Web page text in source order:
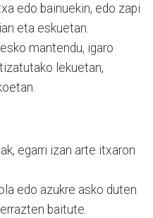
edo bainuekin, edo zapi
eta eskuetan.
mantendu, igaro
lekuetan,
egarri izan arte itxaron
edo azukre asko duten
baitute.